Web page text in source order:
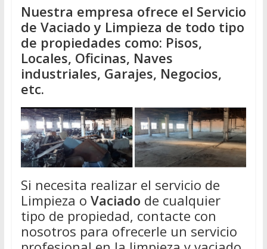
Nuestra empresa ofrece el Servicio
de Vaciado y Limpieza de todo tipo
de propiedades como: Pisos,
Locales, Oficinas, Naves
industriales, Garajes, Negocios,
etc.
Si necesita realizar el servicio de
Limpieza o Vaciado de cualquier
tipo de propiedad, contacte con
nosotros para ofrecerle un servicio